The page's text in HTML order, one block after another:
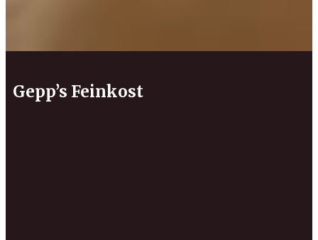
Gepp’s Feinkost